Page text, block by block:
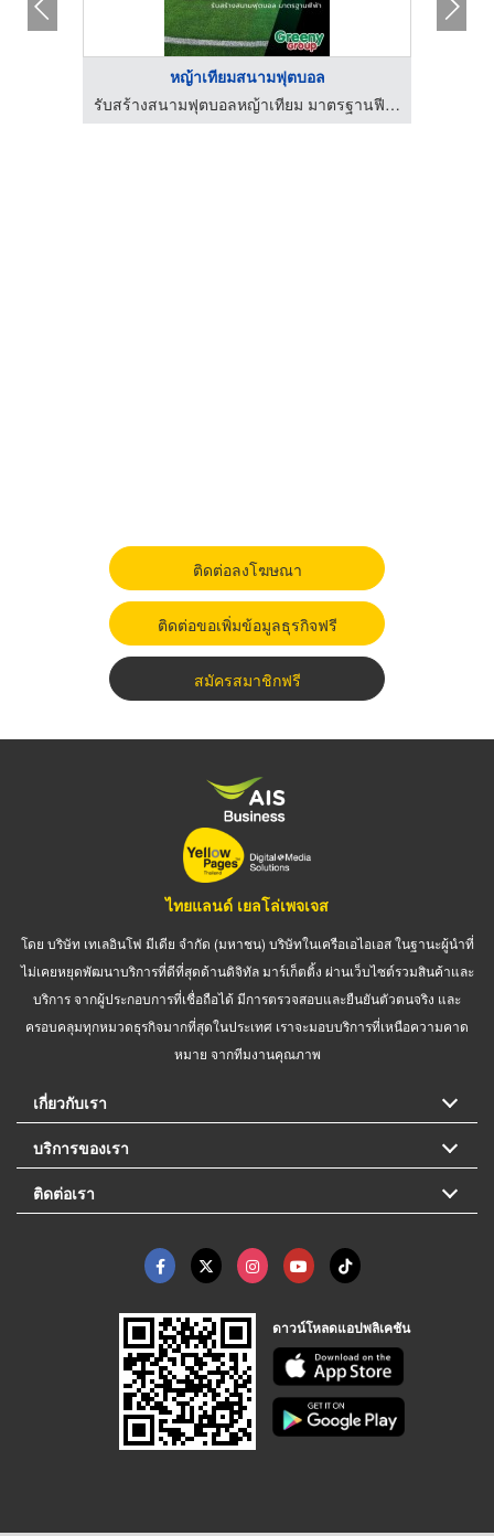
หญ้าเทียมสนามฟุตบอล
รับสร้างสนามฟุตบอลหญ้าเทียม มาตรฐานฟีฟ่า
ติดต่อลงโฆษณา
ติดต่อขอเพิ่มข้อมูลธุรกิจฟรี
สมัครสมาชิกฟรี
ไทยแลนด์ เยลโล่เพจเจส
โดย บริษัท เทเลอินโฟ มีเดีย จำกัด (มหาชน) บริษัทในเครือเอไอเอส ในฐานะผู้นำที่
ไม่เคยหยุดพัฒนาบริการที่ดีที่สุดด้านดิจิทัล มาร์เก็ตติ้ง ผ่านเว็บไซต์รวมสินค้าและ
บริการ จากผู้ประกอบการที่เชื่อถือได้ มีการตรวจสอบและยืนยันตัวตนจริง และ
ครอบคลุมทุกหมวดธุรกิจมากที่สุดในประเทศ เราจะมอบบริการที่เหนือความคาด
หมาย จากทีมงานคุณภาพ
เกี่ยวกับเรา
บริการของเรา
ติดต่อเรา
ดาวน์โหลดแอปพลิเคชัน